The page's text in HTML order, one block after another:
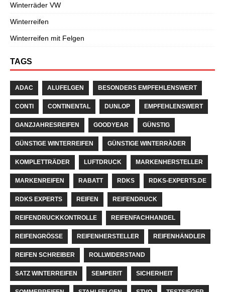
Winterräder VW
Winterreifen
Winterreifen mit Felgen
TAGS
ADAC ALUFELGEN BESONDERS EMPFEHLENSWERT
CONTI CONTINENTAL DUNLOP EMPFEHLENSWERT
GANZJAHRESREIFEN GOODYEAR GÜNSTIG
GÜNSTIGE WINTERREIFEN GÜNSTIGE WINTERRÄDER
KOMPLETTRÄDER LUFTDRUCK MARKENHERSTELLER
MARKENREIFEN RABATT RDKS RDKS-EXPERTS.DE
RDKS EXPERTS REIFEN REIFENDRUCK
REIFENDRUCKKONTROLLE REIFENFACHHANDEL
REIFENGRÖSSE REIFENHERSTELLER REIFENHÄNDLER
REIFEN SCHREIBER ROLLWIDERSTAND
SATZ WINTERREIFEN SEMPERIT SICHERHEIT